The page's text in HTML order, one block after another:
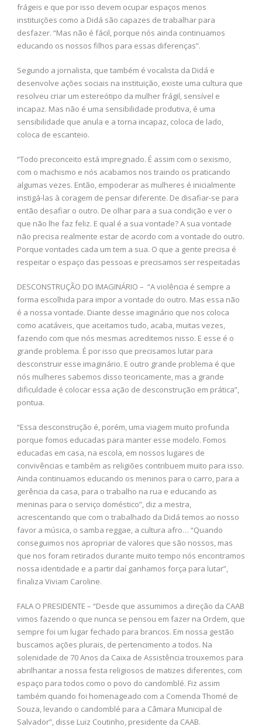
frágeis e que por isso devem ocupar espaços menos
instituições como a Didá são capazes de trabalhar para
desfazer. “Mas não é fácil, porque nós ainda continuamos
educando os nossos filhos para essas diferenças”.
Segundo a jornalista, que também é vocalista da Didá e
desenvolve ações sociais na instituição, existe uma cultura que
resolveu criar um estereótipo da mulher frágil, sensível e
incapaz. Mas não é uma sensibilidade produtiva, é uma
sensibilidade que anula e a torna incapaz, coloca de lado,
coloca de escanteio.
“Todo preconceito está impregnado. É assim com o sexismo,
com o machismo e nós acabamos nos traindo os praticando
algumas vezes. Então, empoderar as mulheres é inicialmente
instigá-las à coragem de pensar diferente. De disafiar-se para
então desafiar o outro. De olhar para a sua condição e ver o
que não lhe faz feliz. E qual é a sua vontade? A sua vontade
não precisa realmente estar de acordo com a vontade do outro.
Porque vontades cada um tem a sua. O que a gente precisa é
respeitar o espaço das pessoas e precisamos ser respeitadas
DESCONSTRUÇÃO DO IMAGINÁRIO – “A violência é sempre a
forma escolhida para impor a vontade do outro. Mas essa não
é a nossa vontade. Diante desse imaginário que nos coloca
como acatáveis, que aceitamos tudo, acaba, muitas vezes,
fazendo com que nós mesmas acreditemos nisso. E esse é o
grande problema. É por isso que precisamos lutar para
desconstruir esse imaginário. E outro grande problema é que
nós mulheres sabemos disso teoricamente, mas a grande
dificuldade é colocar essa ação de desconstrução em prática”,
pontua.
“Essa desconstrução é, porém, uma viagem muito profunda
porque fomos educadas para manter esse modelo. Fomos
educadas em casa, na escola, em nossos lugares de
convivências e também as religiões contribuem muito para isso.
Ainda continuamos educando os meninos para o carro, para a
gerência da casa, para o trabalho na rua e educando as
meninas para o serviço doméstico”, diz a mestra,
acrescentando que com o trabalhado da Didá temos ao nosso
favor a música, o samba reggae, a cultura afro… “Quando
conseguimos nos apropriar de valores que são nossos, mas
que nos foram retirados durante muito tempo nós encontramos
nossa identidade e a partir daí ganhamos força para lutar”,
finaliza Viviam Caroline.
FALA O PRESIDENTE – “Desde que assumimos a direção da CAAB
vimos fazendo o que nunca se pensou em fazer na Ordem, que
sempre foi um lugar fechado para brancos. Em nossa gestão
buscamos ações plurais, de pertencimento a todos. Na
solenidade de 70 Anos da Caixa de Assistência trouxemos para
abrilhantar a nossa festa religiosos de matizes diferentes, com
espaço para todos como o povo do candomblé. Fiz assim
também quando foi homenageado com a Comenda Thomé de
Souza, levando o candomblé para a Câmara Municipal de
Salvador”, disse Luiz Coutinho, presidente da CAAB.